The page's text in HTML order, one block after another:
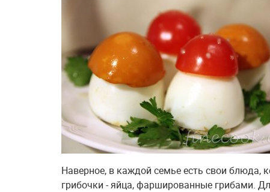
Наверное, в каждой семье есть свои блюда,
грибочки - яйца, фаршированные грибами.